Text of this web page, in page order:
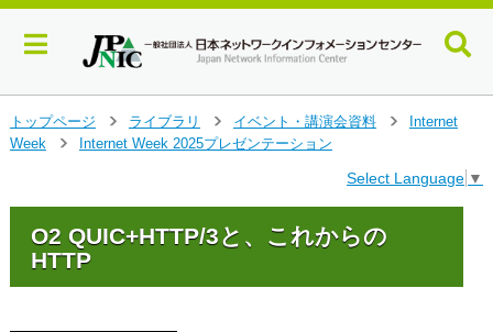
イ
ン
トップページ
>
ライブラリ
>
イベント・講演会資料
Internet
Week
Internet Week 2025プレゼンテーション
Select Language ▼
O2 QUIC+HTTP/3と、これからの
HTTP